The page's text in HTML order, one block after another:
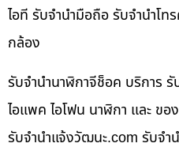
ไอที รับจำนำมือถือ รับจำนำโ
กล้อง
รับจำนำนาฬิกาจีช็อค บริการ
ไอแพค ไอโฟน นาฬิกา และ ข
รับจํานําแจ้งวัฒนะ.com รับจำ